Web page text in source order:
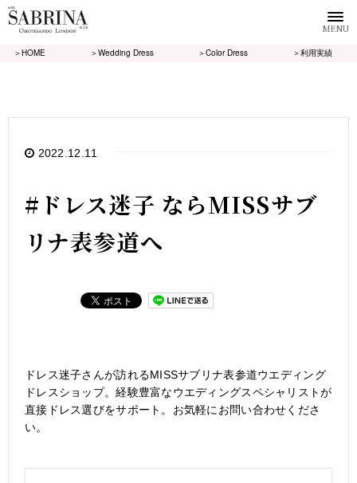
MENU
＞HOME ＞Wedding Dress ＞Color Dress ＞利用実績
2022.12.11
#ドレス迷子 ならMISSサブ
リナ表参道へ
ドレス迷子さんが訪れるMISSサブリナ表参道ウエディング
ドレスショップ。経験豊富なウエディングスペシャリストが
直接ドレス選びをサポート。お気軽にお問い合わせくださ
い。